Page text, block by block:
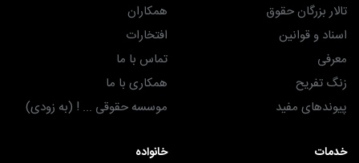
تالار بزرگان حقوق
اسناد و قوانین
معرفی
زنگ تفریح
پیوندهای مفید
همکاران
افتخارات
تماس با ما
همکاری با ما
موسسه حقوقی ... ! (به زودی)
خدمات خانواده